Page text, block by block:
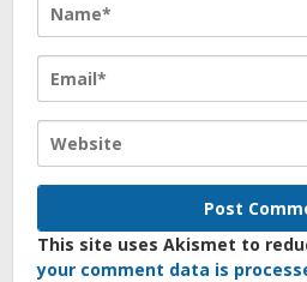
This site uses Akismet to
your comment data is